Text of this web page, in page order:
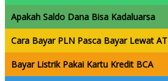
Apakah Saldo Dana Bisa Kadaluarsa
Cara Bayar PLN Pasca Bayar Lewat
Bayar Listrik Pakai Kartu Kredit BCA